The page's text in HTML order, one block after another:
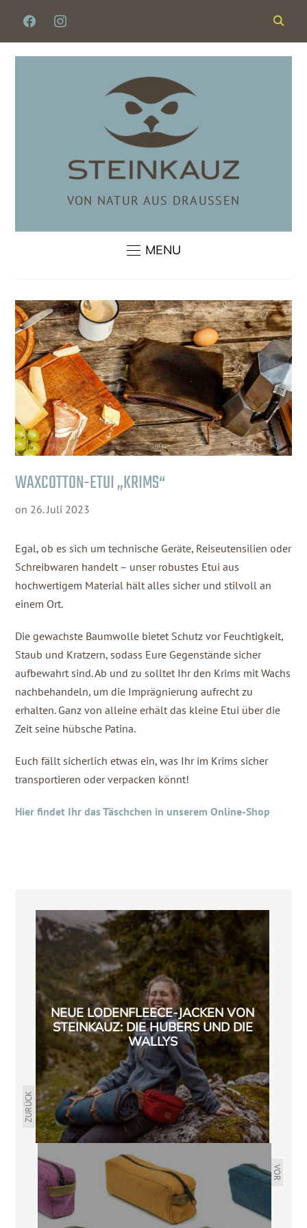
FACEBOOKINSTAGRAM
VON NATUR AUS DRAUSSEN
MENU
WAXCOTTON-ETUI „KRIMS“
on 26. Juli 2023
Egal, ob es sich um technische Geräte, Reiseutensilien oder
Schreibwaren handelt – unser robustes Etui aus
hochwertigem Material hält alles sicher und stilvoll an
einem Ort.
Die gewachste Baumwolle bietet Schutz vor Feuchtigkeit,
Staub und Kratzern, sodass Eure Gegenstände sicher
aufbewahrt sind. Ab und zu solltet Ihr den Krims mit Wachs
nachbehandeln, um die Imprägnierung aufrecht zu
erhalten. Ganz von alleine erhält das kleine Etui über die
Zeit seine hübsche Patina.
Euch fällt sicherlich etwas ein, was Ihr im Krims sicher
transportieren oder verpacken könnt!
Hier findet Ihr das Täschchen in unserem Online-Shop
ZURÜCK
NEUE LODENFLEECE-JACKEN VON
STEINKAUZ: DIE HUBERS UND DIE
WALLYS
VOR